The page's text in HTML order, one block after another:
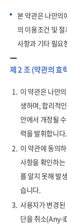
본 약관은 나만의
의 이용조건 및
사항과 기타 필요
제 2 조 (약관의 효
1. 이 약관은 나만
생하며, 합리적
안에서 개정될
력을 발휘합니다.
2. 이 약관에 동의
사항을 확인하
를 알지 못해 발
습니다.
3. 사용자가 변경
단을 취소(Any-